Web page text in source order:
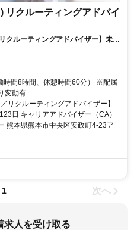
リクルーティングアドバイ
クルーティングアドバイザー】未経
時間8時間、休憩時間60分） ※配属
変動有
リクルーティングアドバイザー】
日 キャリアアドバイザー（CA）
熊本県熊本市中央区安政町4-23ア
1 次へ
求人を受け取る